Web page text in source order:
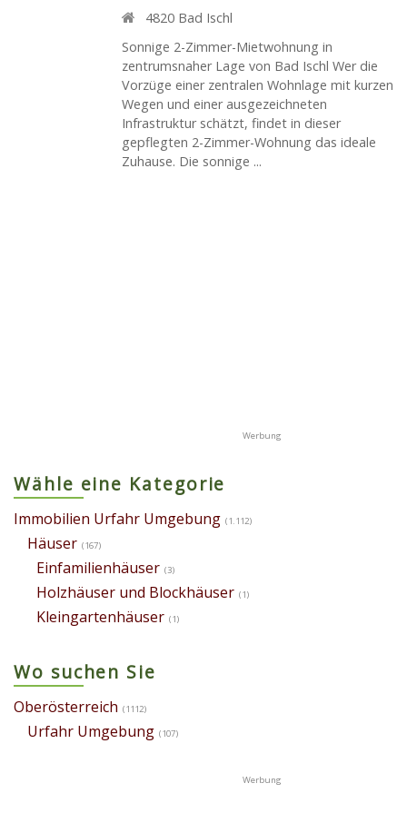
4820 Bad Ischl
Sonnige 2-Zimmer-Mietwohnung in
zentrumsnaher Lage von Bad Ischl Wer die
Vorzüge einer zentralen Wohnlage mit kurzen
Wegen und einer ausgezeichneten
Infrastruktur schätzt, findet in dieser
gepflegten 2-Zimmer-Wohnung das ideale
Zuhause. Die sonnige ...
Wähle eine Kategorie
Immobilien Urfahr Umgebung (1.112)
Häuser (167)
Einfamilienhäuser (3)
Holzhäuser und Blockhäuser (1)
Kleingartenhäuser (1)
Wo suchen Sie
Oberösterreich (1112)
Urfahr Umgebung (107)